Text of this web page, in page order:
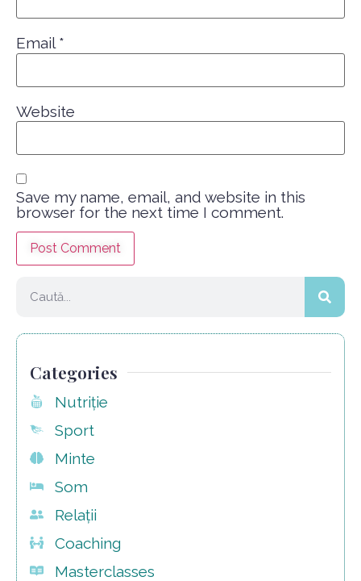
Email*
Website
Save my name, email, and website in this
browser for the next time I comment.
Categories
Nutriție
Sport
Minte
Som
Relații
Coaching
Masterclasses